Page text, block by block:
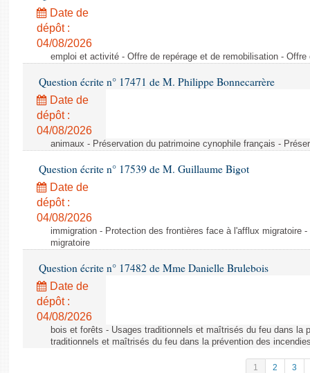
Date de
dépôt :
04/08/2026
emploi et activité - Offre de repérage et de remobilisation -
Question écrite n° 17471 de M. Philippe Bonnecarrère
Date de
dépôt :
04/08/2026
animaux - Préservation du patrimoine cynophile français -
Question écrite n° 17539 de M. Guillaume Bigot
Date de
dépôt :
04/08/2026
immigration - Protection des frontières face à l'afflux migratoire
migratoire
Question écrite n° 17482 de Mme Danielle Brulebois
Date de
dépôt :
04/08/2026
bois et forêts - Usages traditionnels et maîtrisés du feu dans la
traditionnels et maîtrisés du feu dans la prévention des
1 2 3